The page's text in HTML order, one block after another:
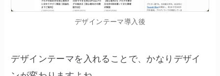
デザインテーマ導入後
デザインテーマを入れることで、かなりデザイ